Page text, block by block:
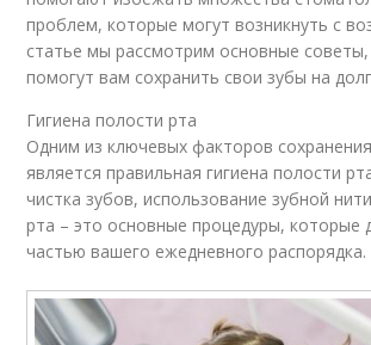
проблем, которые могут возникнуть с
статье мы рассмотрим основные
помогут вам сохранить свои зубы на
Гигиена полости рта
Одним из ключевых факторов
является правильная гигиена полости
чистка зубов, использование зубной
рта – это основные процедуры, которые
частью вашего ежедневного распорядка.